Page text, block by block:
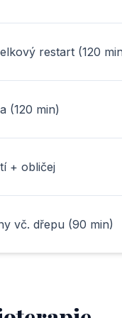
restart (120
(120 min)
+ obličej
vč. dřepu (90 min)